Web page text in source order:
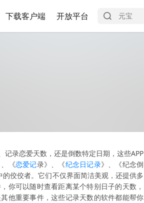
下载客户端 开放平台
录恋爱天数，还是倒数特定日期，这些APP
《恋爱记录》、《纪念日记录》、《纪念倒
佼佼者。它们不仅界面简洁美观，还提供多
你可以随时查看距离某个特别日子的天数，
他重要事件，这些记录天数的软件都能帮你